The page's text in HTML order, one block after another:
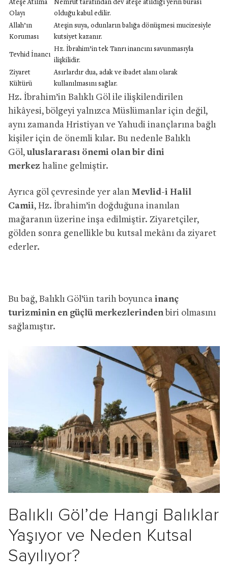
Ateşe Atılma
Olayı
Nemrut tarafından dev ateşe atıldığı yerin burası
olduğu kabul edilir.
Allah’ın
Koruması
Ateşin suya, odunların balığa dönüşmesi mucizesiyle
kutsiyet kazanır.
Tevhid İnancı
Hz. İbrahim’in tek Tanrı inancını savunmasıyla
ilişkilidir.
Ziyaret
Kültürü
Asırlardır dua, adak ve ibadet alanı olarak
kullanılmasını sağlar.
Hz. İbrahim’in Balıklı Göl ile ilişkilendirilen
hikâyesi, bölgeyi yalnızca Müslümanlar için değil,
aynı zamanda Hristiyan ve Yahudi inançlarına bağlı
kişiler için de önemli kılar. Bu nedenle Balıklı
Göl,uluslararası önemi olan bir dini
merkez haline gelmiştir.
Ayrıca göl çevresinde yer alan Mevlid-i Halil
Camii, Hz. İbrahim’in doğduğuna inanılan
mağaranın üzerine inşa edilmiştir. Ziyaretçiler,
gölden sonra genellikle bu kutsal mekânı da ziyaret
ederler.
Bu bağ, Balıklı Göl’ün tarih boyunca inanç
turizminin en güçlü merkezlerindenbiri olmasını
sağlamıştır.
Balıklı Göl’de Hangi Balıklar
Yaşıyor ve Neden Kutsal
Sayılıyor?